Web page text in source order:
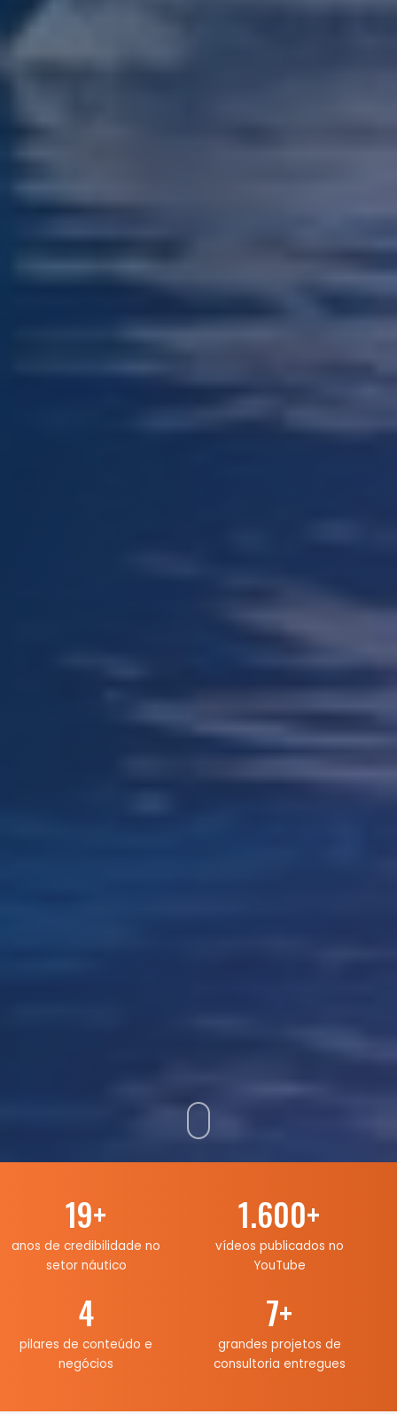
19+
anos de credibilidade no
setor náutico
1.600+
vídeos publicados no
YouTube
4
pilares de conteúdo e
negócios
7+
grandes projetos de
consultoria entregues